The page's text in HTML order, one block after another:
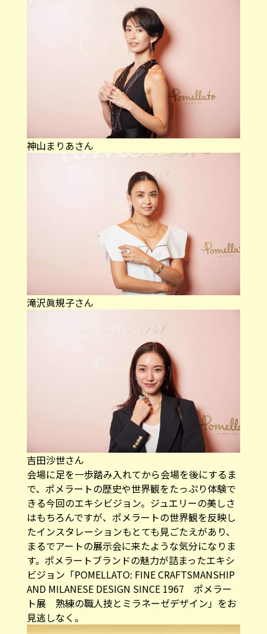
神山まりあさん
滝沢眞規子さん
吉田沙世さん
会場に足を一歩踏み入れてから会場を後にするま
で、ポメラートの歴史や世界観をたっぷり体験で
きる今回のエキシビジョン。ジュエリーの美しさ
はもちろんですが、ポメラートの世界観を反映し
たインスタレーションもとても見ごたえがあり、
まるでアートの展示会に来たような気分になりま
す。ポメラートブランドの魅力が詰まったエキシ
ビジョン「POMELLATO: FINE CRAFTSMANSHIP
AND MILANESE DESIGN SINCE 1967 ポメラー
ト展 熟練の職人技とミラネーゼデザイン」をお
見逃しなく。